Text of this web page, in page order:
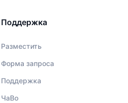
Поддержка
Разместить
Форма запроса
Поддержка
ЧаВо